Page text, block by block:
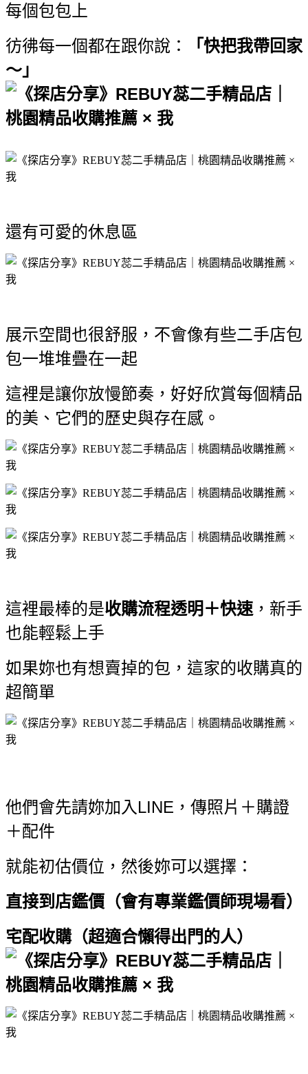
每個包包上
彷彿每一個都在跟你說：
「快把我帶回家
～」
還有可愛的休息區
展示空間也很舒服，不會像有些二手店包
包一堆堆疊在一起
這裡是讓你放慢節奏，好好欣賞每個精品
的美、它們的歷史與存在感。
這裡最棒的是收購流程透明＋快速 ，新手
也能輕鬆上手
如果妳也有想賣掉的包，這家的收購真的
超簡單
他們會先請妳加入LINE，傳照片＋購證
＋配件
就能初估價位，然後妳可以選擇：
直接到店鑑價（會有專業鑑價師現場看）
宅配收購（超適合懶得出門的人）